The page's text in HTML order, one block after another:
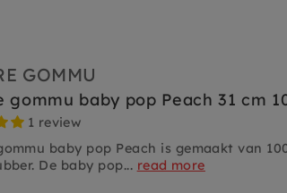
GOMMU
gommu baby pop Peach 31 cm
1 review
baby pop Peach is gemaakt van
De baby pop... read more